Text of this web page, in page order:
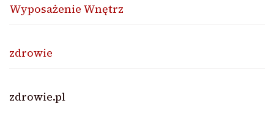
Wyposażenie Wnętrz
zdrowie
zdrowie.pl